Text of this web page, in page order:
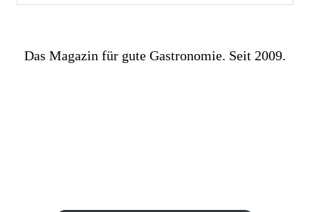
Das Magazin für gute Gastronomie. Seit 2009.